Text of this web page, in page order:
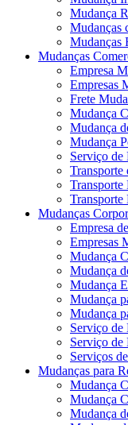
Mudança
Mudanças
Mudanças
Mudanças
Empresa
Empresas
Frete
Mudança
Mudança
Mudança
Serviço de
Transporte
Transporte
Transporte
Mudanças
Empresa
Empresas
Mudança
Mudança
Mudança
Mudança
Mudança
Serviço de
Serviço de
Serviços
Mudanças para
Mudança
Mudança
Mudança